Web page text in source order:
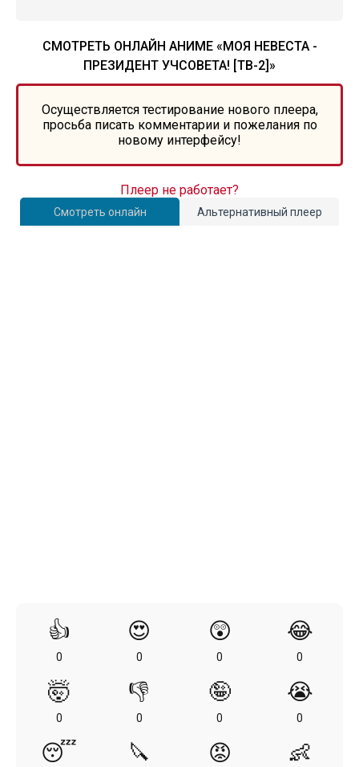
СМОТРЕТЬ ОНЛАЙН АНИМЕ «МОЯ НЕВЕСТА -
ПРЕЗИДЕНТ УЧСОВЕТА! [ТВ-2]»
Осуществляется тестирование нового плеера,
просьба писать комментарии и пожелания по
новому интерфейсу!
Смотреть онлайн Альтернативный плеер
Плеер не работает?
👍
0
😍
0
😲
0
😂
0
🤯
0
👎
0
🤪
0
😭
0
😴 🔪 😡 👶